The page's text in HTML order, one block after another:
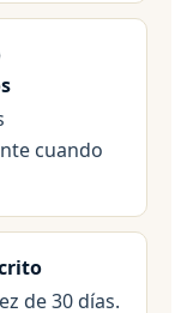
cuando
de 30 días.